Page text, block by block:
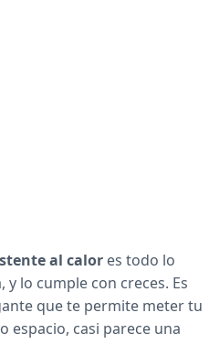
al calor es todo lo
lo cumple con creces. Es
que te permite meter tu
espacio, casi parece una